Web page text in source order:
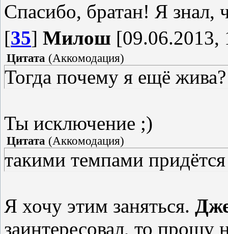
Спасибо, братан! Я знал,
[35] Милош [09.06.2013,
Цитата (Аккомодация)
Тогда почему я ещё жива?
Ты исключение ;)
Цитата (Аккомодация)
такими темпами придётся
Я хочу этим заняться.
заинтересовал, то прошу